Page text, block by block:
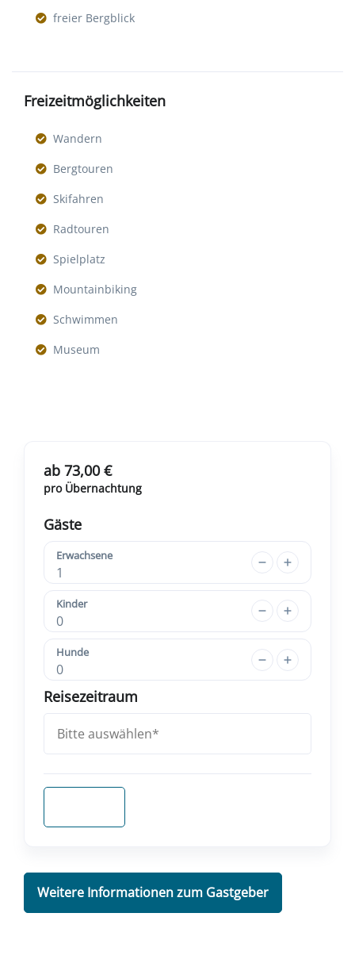
freier Bergblick
Freizeitmöglichkeiten
Wandern
Bergtouren
Skifahren
Radtouren
Spielplatz
Mountainbiking
Schwimmen
Museum
ab 73,00 €
pro Übernachtung
Gäste
Erwachsene
1
Kinder
0
Hunde
0
Reisezeitraum
Weitere Informationen zum Gastgeber